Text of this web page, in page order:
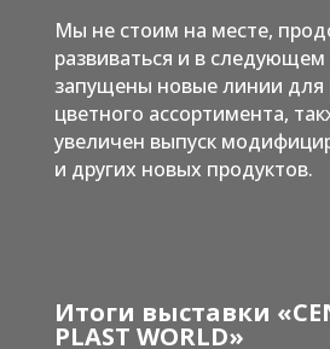
Мы не стоим на месте,
развиваться и в следующем
запущены новые линии для
цветного ассортимента,
увеличен выпуск
и других новых продуктов.
Итоги выставки
PLAST WORLD»